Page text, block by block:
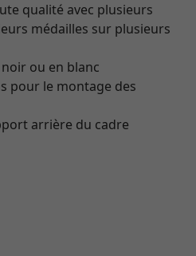
qualité avec plusieurs
médailles sur plusieurs
ou en blanc
pour le montage des
arrière du cadre